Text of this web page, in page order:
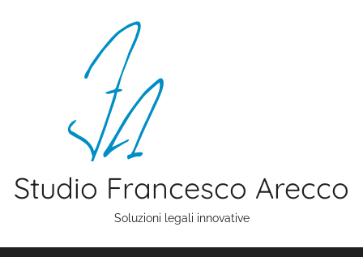
Studio Francesco Arecco
Soluzioni legali innovative